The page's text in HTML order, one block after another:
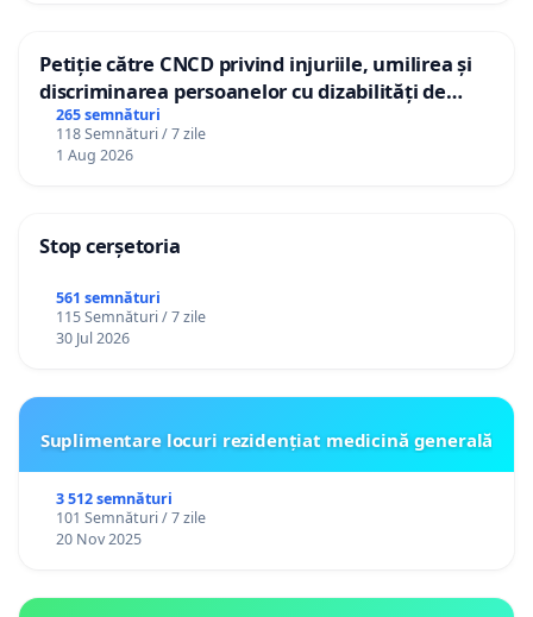
Petiție către CNCD privind injuriile, umilirea și
discriminarea persoanelor cu dizabilități de
către utilizatorul TikTok „Gorici”
265 semnături
118 Semnături / 7 zile
1 Aug 2026
Stop cerșetoria
561 semnături
115 Semnături / 7 zile
30 Jul 2026
Suplimentare locuri rezidențiat medicină generală
3 512 semnături
101 Semnături / 7 zile
20 Nov 2025